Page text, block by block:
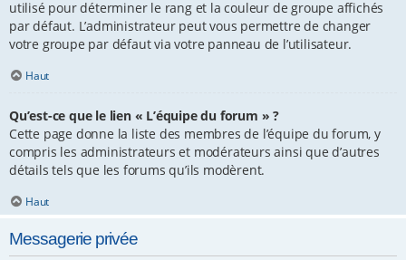
utilisé pour déterminer le rang et la couleur de groupe affichés
par défaut. L’administrateur peut vous permettre de changer
votre groupe par défaut via votre panneau de l’utilisateur.
Haut
Qu’est-ce que le lien « L’équipe du forum » ?
Cette page donne la liste des membres de l’équipe du forum, y
compris les administrateurs et modérateurs ainsi que d’autres
détails tels que les forums qu’ils modèrent.
Haut
Messagerie privée